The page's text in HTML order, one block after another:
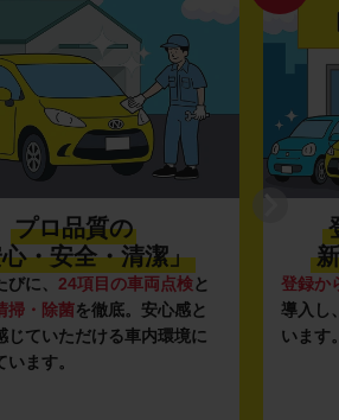
プロ品質の
・安全・清潔」
に、 24項目の車両点検と
掃・除菌を徹底。安心感と
じていただける車内環境に
ます。
登録か
導入し
います